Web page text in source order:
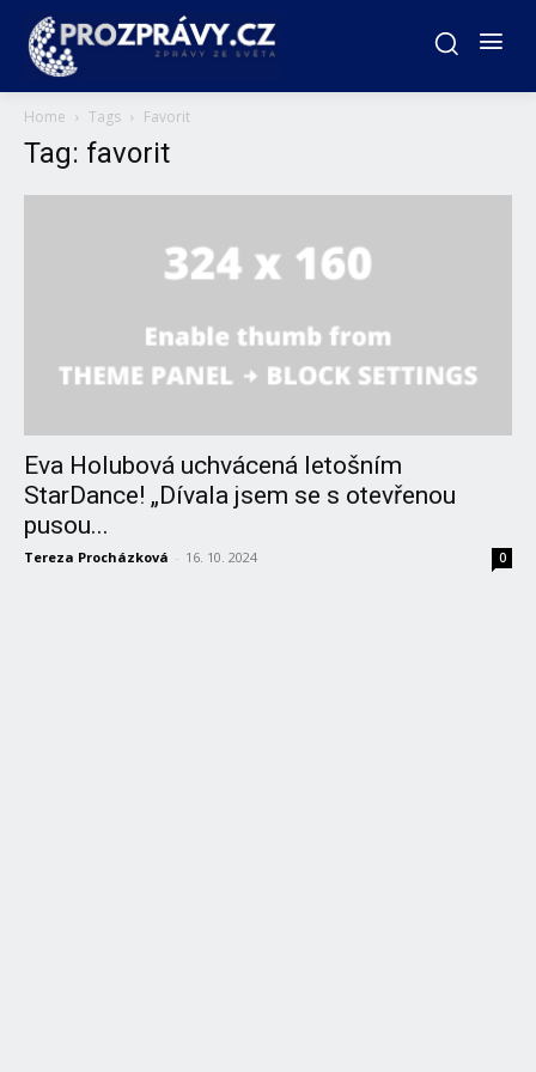
Home Tags Favorit
Tag: favorit
Eva Holubová uchvácená letošním
StarDance! „Dívala jsem se s otevřenou
pusou...
Tereza Procházková - 16. 10. 2024 0